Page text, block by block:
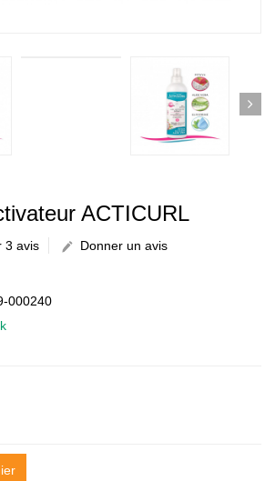
ACTICURL
3 avis
Donner un avis
000240